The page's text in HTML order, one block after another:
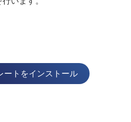
ートをインストール